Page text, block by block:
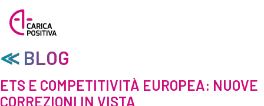
≪ BLOG
ETS E COMPETITIVITÀ EUROPEA: NUOVE
CORREZIONI IN VISTA